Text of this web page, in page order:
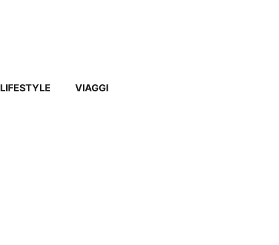
LIFESTYLE VIAGGI